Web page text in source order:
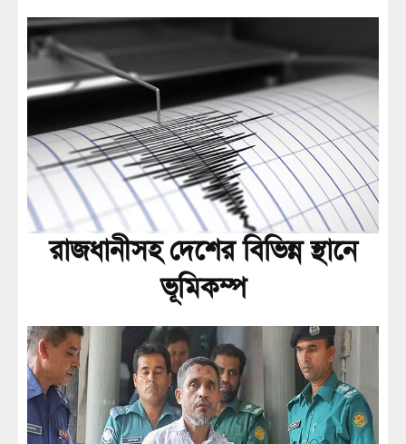
রাজধানীসহ দেশের বিভিন্ন স্থানে
ভূমিকম্প